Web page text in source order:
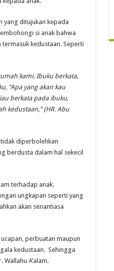
yang ditujukan kepada
si anak bahwa
kedustaan. Seperti
kami. Ibuku berkata,
“Apa yang akan kau
berkata pada ibuku,
kedustaan,” (HR. Abu
diperbolehkan
berdusta dalam hal sekecil
terhadap anak.
ungkapan seperti yang
akan senantiasa
perbuatan maupun
kedustaan. Sehingga
A’alam.